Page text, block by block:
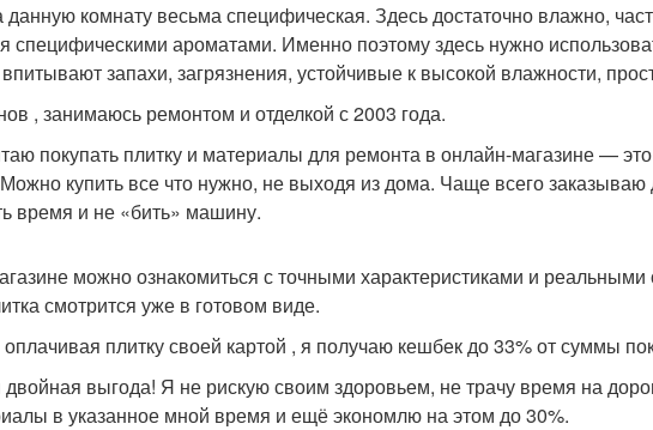
данную комнату весьма специфическая. Здесь достаточно влажно,
специфическими ароматами. Именно поэтому здесь нужно
запахи, загрязнения, устойчивые к высокой влажности,
, занимаюсь ремонтом и отделкой с 2003 года.
покупать плитку и материалы для ремонта в онлайн-магазине —
купить все что нужно, не выходя из дома. Чаще всего заказываю
время и не «бить» машину.
можно ознакомиться с точными характеристиками и реальными
смотрится уже в готовом виде.
оплачивая плитку своей картой , я получаю кешбек до 33% от суммы
двойная выгода! Я не рискую своим здоровьем, не трачу время на
в указанное мной время и ещё экономлю на этом до 30%.